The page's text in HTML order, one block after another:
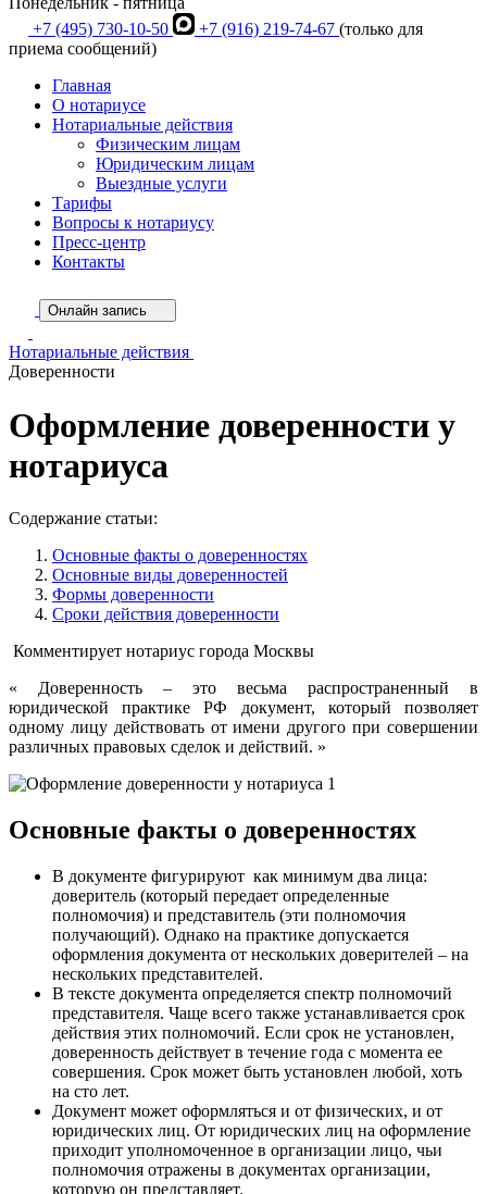
+7 (495) 730-10-50
+7 (916) 219-74-67 (только для
приема сообщений)
Главная
О нотариусе
Нотариальные действия
Физическим лицам
Юридическим лицам
Выездные услуги
Тарифы
Вопросы к нотариусу
Пресс-центр
Контакты
Онлайн запись
Нотариальные действия
Доверенности
Оформление доверенности у
нотариуса
Содержание статьи:
Основные факты о доверенностях
Основные виды доверенностей
Формы доверенности
Сроки действия доверенности
Комментирует нотариус города Москвы
« Доверенность – это весьма распространенный в
юридической практике РФ документ, который позволяет
одному лицу действовать от имени другого при совершении
различных правовых сделок и действий. »
Основные факты о доверенностях
В документе фигурируют как минимум два лица:
доверитель (который передает определенные
полномочия) и представитель (эти полномочия
получающий). Однако на практике допускается
оформления документа от нескольких доверителей – на
нескольких представителей.
В тексте документа определяется спектр полномочий
представителя. Чаще всего также устанавливается срок
действия этих полномочий. Если срок не установлен,
доверенность действует в течение года с момента ее
совершения. Срок может быть установлен любой, хоть
на сто лет.
Документ может оформляться и от физических, и от
юридических лиц. От юридических лиц на оформление
приходит уполномоченное в организации лицо, чьи
полномочия отражены в документах организации,
которую он представляет.